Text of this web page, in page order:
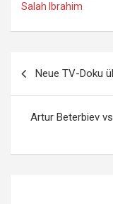
Salah Ibrahim
Neue TV-Doku
Artur Beterbiev